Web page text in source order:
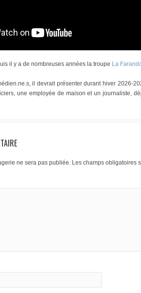
il y a de nombreuses années la troupe La
il devrait présenter durant hiver 2026-
une employée de maison et un journaliste,
ne sera pas publiée. Les champs obligatoires